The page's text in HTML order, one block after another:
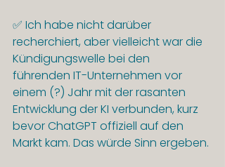
✅ Ich habe nicht darüber
recherchiert, aber vielleicht war die
Kündigungswelle bei den
führenden IT-Unternehmen vor
einem (?) Jahr mit der rasanten
Entwicklung der KI verbunden, kurz
bevor ChatGPT offiziell auf den
Markt kam. Das würde Sinn ergeben.